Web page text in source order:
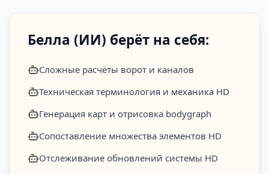
Белла (ИИ) берёт на себя:
Сложные расчёты ворот и каналов
Техническая терминология и механика HD
Генерация карт и отрисовка bodygraph
Сопоставление множества элементов HD
Отслеживание обновлений системы HD